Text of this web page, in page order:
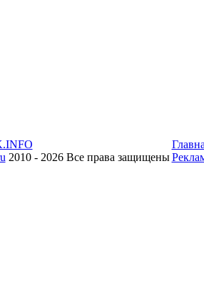
2010 - 2026 Все права защищены